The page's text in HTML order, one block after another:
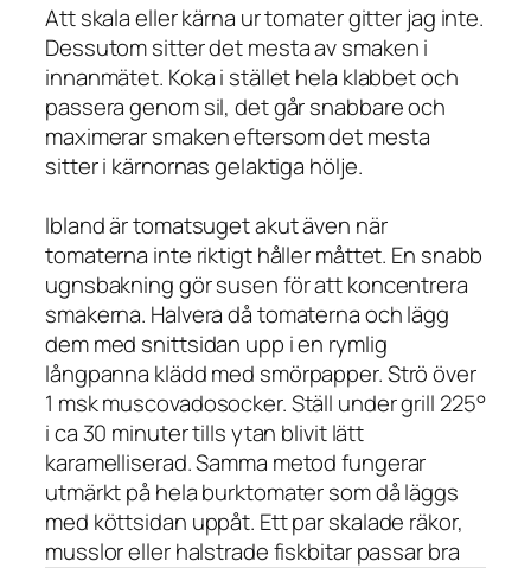
Att skala eller kärna ur tomater gitter jag inte.
Dessutom sitter det mesta av smaken i
innanmätet. Koka i stället hela klabbet och
passera genom sil, det går snabbare och
maximerar smaken eftersom det mesta
sitter i kärnornas gelaktiga hölje.
Ibland är tomatsuget akut även när
tomaterna inte riktigt håller måttet. En snabb
ugnsbakning gör susen för att koncentrera
smakerna. Halvera då tomaterna och lägg
dem med snittsidan upp i en rymlig
långpanna klädd med smörpapper. Strö över
1 msk muscovadosocker. Ställ under grill 225°
i ca 30 minuter tills ytan blivit lätt
karamelliserad. Samma metod fungerar
utmärkt på hela burktomater som då läggs
med köttsidan uppåt. Ett par skalade räkor,
musslor eller halstrade fiskbitar passar bra